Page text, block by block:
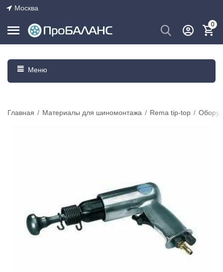
Москва
0
Меню
Главная / Материалы для шиномонтажа / Rema tip-top /